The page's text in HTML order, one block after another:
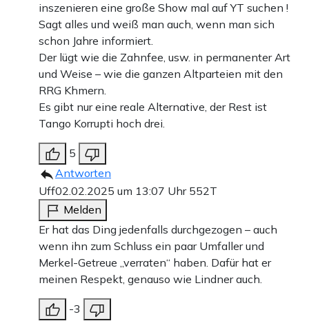
inszenieren eine große Show mal auf YT suchen !
Sagt alles und weiß man auch, wenn man sich
schon Jahre informiert.
Der lügt wie die Zahnfee, usw. in permanenter Art
und Weise – wie die ganzen Altparteien mit den
RRG Khmern.
Es gibt nur eine reale Alternative, der Rest ist
Tango Korrupti hoch drei.
5
Antworten
Uff02.02.2025 um 13:07 Uhr 552T
Melden
Er hat das Ding jedenfalls durchgezogen – auch
wenn ihn zum Schluss ein paar Umfaller und
Merkel-Getreue „verraten“ haben. Dafür hat er
meinen Respekt, genauso wie Lindner auch.
-3